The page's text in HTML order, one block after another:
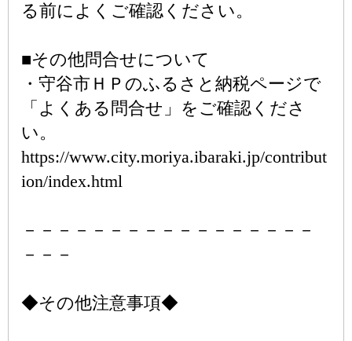
る前によくご確認ください。
■その他問合せについて
・守谷市ＨＰのふるさと納税ページで
「よくある問合せ」をご確認くださ
い。
https://www.city.moriya.ibaraki.jp/contribut
ion/index.html
－－－－－－－－－－－－－－－－－
－－－
◆その他注意事項◆